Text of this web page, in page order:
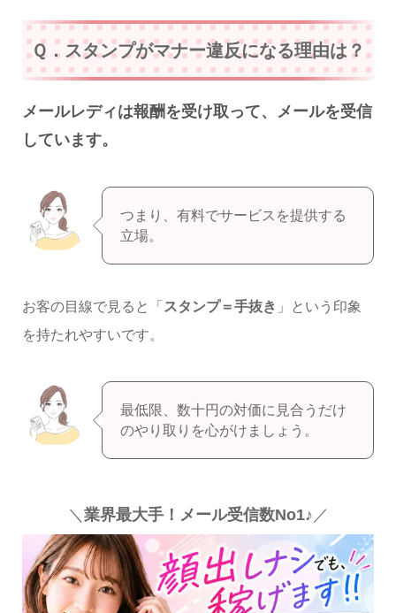
Ｑ．スタンプがマナー違反になる理由は？
メールレディは報酬を受け取って、メールを受信
しています。
つまり、有料でサービスを提供する
立場。
お客の目線で見ると「 スタンプ＝手抜き 」という印象
を持たれやすいです。
最低限、数十円の対価に見合うだけ
のやり取りを心がけましょう。
＼ 業界最大手！メール受信数No1♪ ／